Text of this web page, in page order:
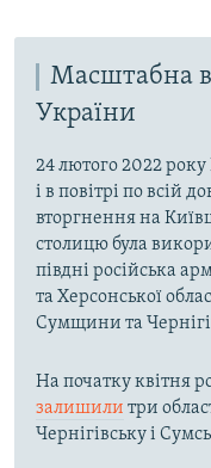
Масштабна
України
24 лютого 2022 року
і в повітрі по всій
вторгнення на
столицю була
півдні російська
та Херсонської
Сумщини та
На початку квітня
залишили три
Чернігівську і